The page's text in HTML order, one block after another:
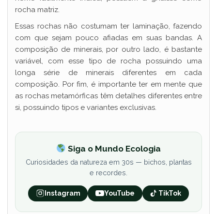
rocha matriz.
Essas rochas não costumam ter laminação, fazendo
com que sejam pouco afiadas em suas bandas. A
composição de minerais, por outro lado, é bastante
variável, com esse tipo de rocha possuindo uma
longa série de minerais diferentes em cada
composição. Por fim, é importante ter em mente que
as rochas metamórficas têm detalhes diferentes entre
si, possuindo tipos e variantes exclusivas.
Siga o Mundo Ecologia
Curiosidades da natureza em 30s — bichos, plantas
e recordes.
Instagram YouTube TikTok